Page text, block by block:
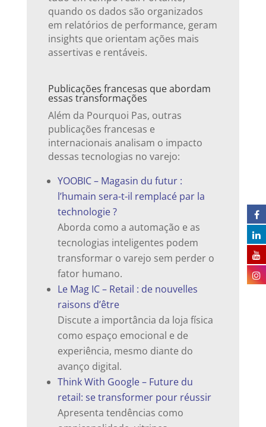
quando os dados são organizados
em relatórios de performance, geram
insights que orientam ações mais
assertivas e rentáveis.
Publicações francesas que abordam
essas transformações
Além da Pourquoi Pas, outras
publicações francesas e
internacionais analisam o impacto
dessas tecnologias no varejo:
YOOBIC – Magasin du futur :
l’humain sera-t-il remplacé par la
technologie ?
Aborda como a automação e as
tecnologias inteligentes podem
transformar o varejo sem perder o
fator humano.
Le Mag IC – Retail : de nouvelles
raisons d’être
Discute a importância da loja física
como espaço emocional e de
experiência, mesmo diante do
avanço digital.
Think With Google – Future du
retail: se transformer pour réussir
Apresenta tendências como